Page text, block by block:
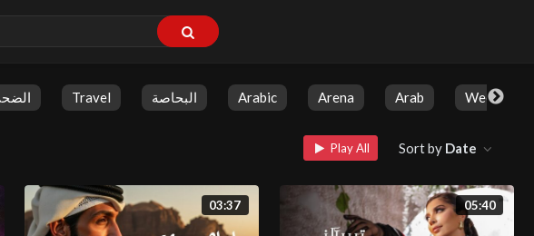
Travel البحاصة Arabic Arena Arab Weekly
Play All Sort by Date
03:37 05:40